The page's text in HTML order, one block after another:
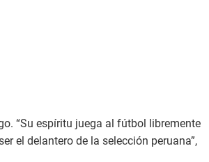
“Su espíritu juega al fútbol libremente
el delantero de la selección peruana”,